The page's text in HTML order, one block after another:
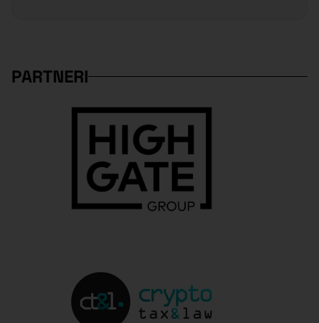
PARTNERI